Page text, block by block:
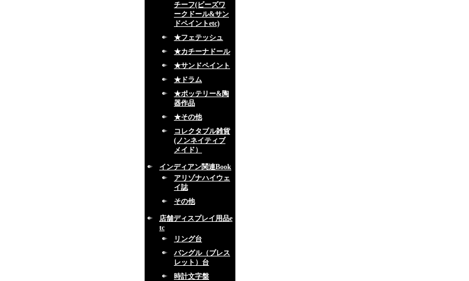
チーフ(ビーズワ
ークドール&サン
ドペイントetc)
★フェテッシュ
★カチーナドール
★サンドペイント
★ドラム
★ポッテリー&陶
器作品
★その他
コレクタブル雑貨
(ノンネイティブ
メイド）
インディアン関連Book
アリゾナハイウェ
イ誌
その他
店舗ディスプレイ用品e
tc
リング台
バングル（ブレス
レット）台
時計文字盤